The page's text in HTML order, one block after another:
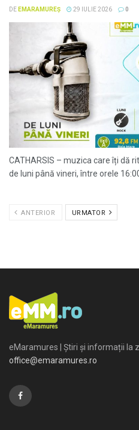
DE EMARAMUREȘ 29 IULIE 2026 0
CATHARSIS – muzica care îți dă
de luni până vineri, între orele 16:00
ANTERIOR URMATOR
eMaramures | Știri și informații la
office@emaramures.ro